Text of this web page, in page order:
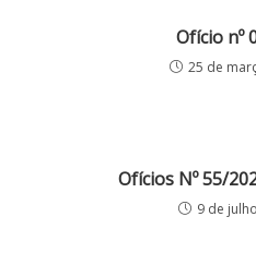
Ofício nº
25 de
Ofícios Nº 55/
9 de